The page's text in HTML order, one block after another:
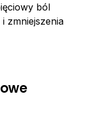
ból
zmniejszenia